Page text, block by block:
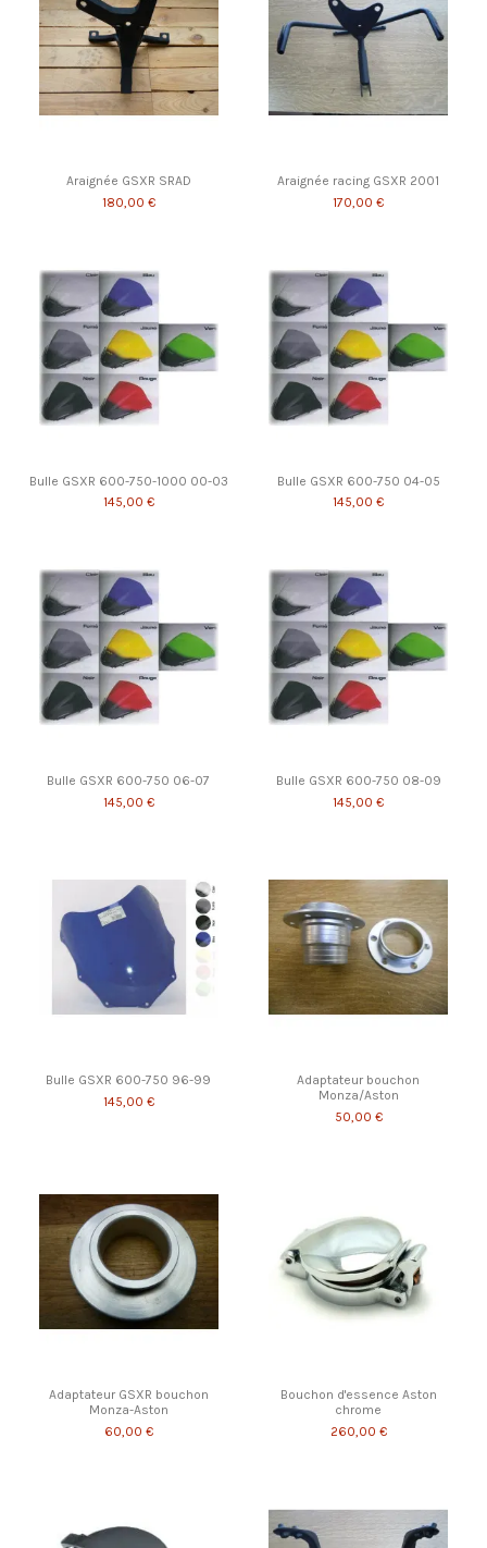
Araignée GSXR SRAD
180,00 €
Araignée racing GSXR 2001
170,00 €
Bulle GSXR 600-750-1000 00-03
145,00 €
Bulle GSXR 600-750 04-05
145,00 €
Bulle GSXR 600-750 06-07
145,00 €
Bulle GSXR 600-750 08-09
145,00 €
Bulle GSXR 600-750 96-99
145,00 €
Adaptateur bouchon
Monza/Aston
50,00 €
Adaptateur GSXR bouchon
Monza-Aston
60,00 €
Bouchon d'essence Aston
chrome
260,00 €